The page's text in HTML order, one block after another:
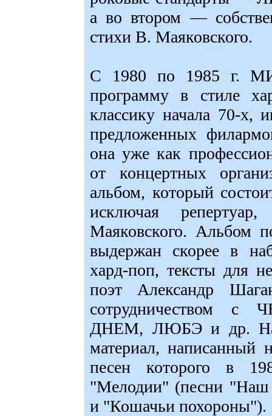
а во втором —
стихи В. Маяковского.
С 1980 по 1985 г.
программу в стиле
классику начала 70-х,
предложенных
она уже как
от концертных
альбом, который
исключая
Маяковского. Альбом
выдержан скорее в
хард-поп, тексты для
поэт Александр
ДНЕМ, ЛЮБЭ и др. На
материал, написанный
песен которого в
"Мелодии" (песни
и "Кошачьи похороны").